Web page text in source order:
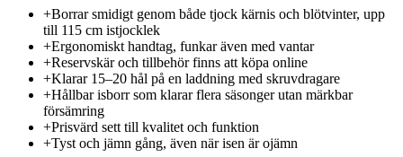
+Borrar smidigt genom både tjock kärnis och blötvinter, upp
till 115 cm istjocklek
+Ergonomiskt handtag, funkar även med vantar
+Reservskär och tillbehör finns att köpa online
+Klarar 15–20 hål på en laddning med skruvdragare
+Hållbar isborr som klarar flera säsonger utan märkbar
försämring
+Prisvärd sett till kvalitet och funktion
+Tyst och jämn gång, även när isen är ojämn